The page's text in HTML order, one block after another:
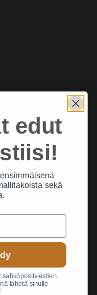
edut
sekä
sähköpostiviestien
lähetä sinulle